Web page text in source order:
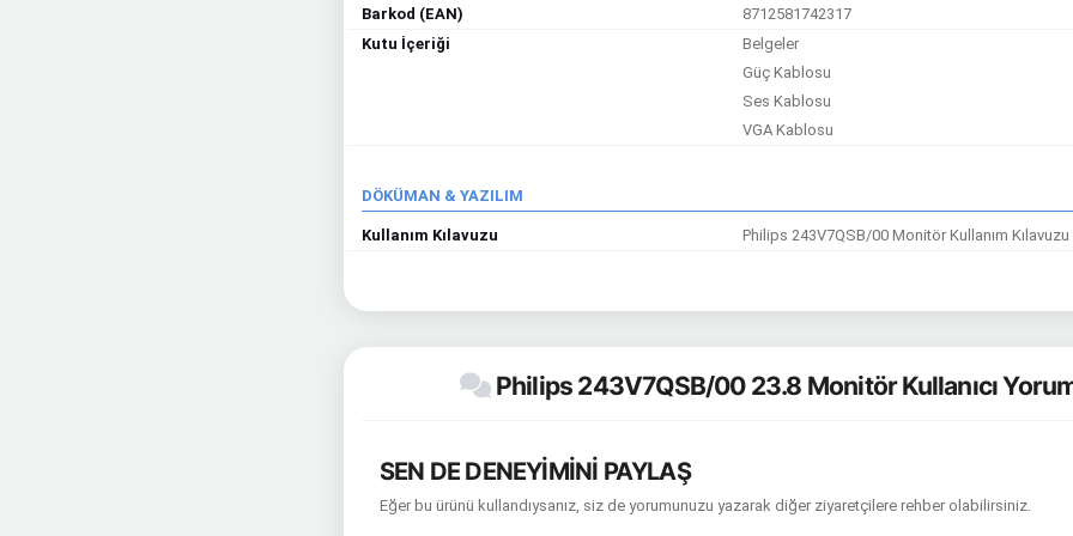
Barkod (EAN)
8712581742317
Kutu İçeriği
Belgeler
Güç Kablosu
Ses Kablosu
VGA Kablosu
DÖKÜMAN & YAZILIM
Kullanım Kılavuzu Philips 243V7QSB/00 Monitör Kullanım Kılavuzu
Philips 243V7QSB/00 23.8 Monitör Kullanıcı
SEN DE DENEYİMİNİ PAYLAŞ
Eğer bu ürünü kullandıysanız, siz de yorumunuzu yazarak diğer ziyaretçilere rehber olabilirsiniz.